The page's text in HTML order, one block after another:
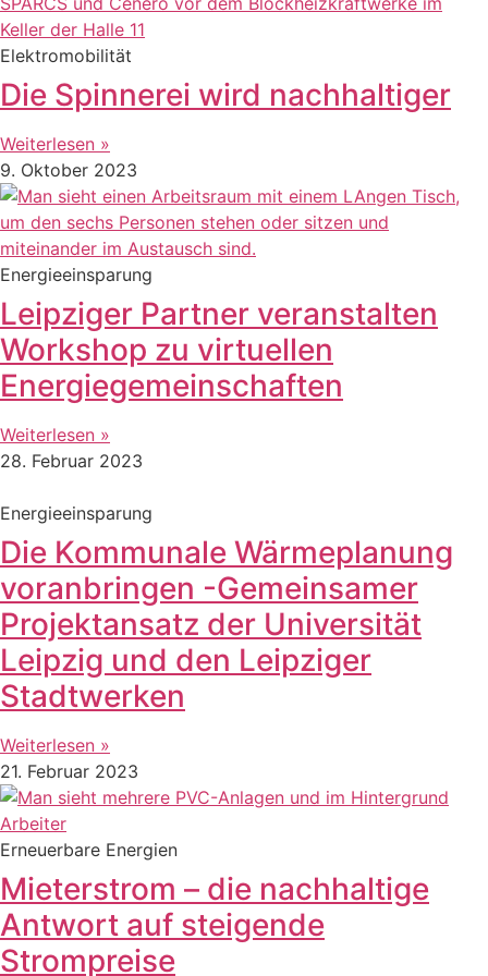
Elektromobilität
Die Spinnerei wird nachhaltiger
Weiterlesen »
9. Oktober 2023
Energieeinsparung
Leipziger Partner veranstalten
Workshop zu virtuellen
Energiegemeinschaften
Weiterlesen »
28. Februar 2023
Energieeinsparung
Die Kommunale Wärmeplanung
voranbringen -Gemeinsamer
Projektansatz der Universität
Leipzig und den Leipziger
Stadtwerken
Weiterlesen »
21. Februar 2023
Erneuerbare Energien
Mieterstrom – die nachhaltige
Antwort auf steigende
Strompreise